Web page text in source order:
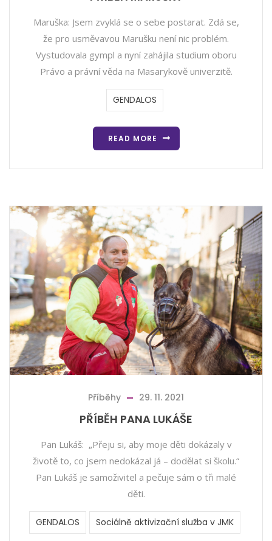
Maruška: Jsem zvyklá se o sebe postarat. Zdá se,
že pro usměvavou Marušku není nic problém.
Vystudovala gympl a nyní zahájila studium oboru
Právo a právní věda na Masarykově univerzitě.
GENDALOS
READ MORE
Příběhy 29. 11. 2021
PŘÍBĚH PANA LUKÁŠE
Pan Lukáš: „Přeju si, aby moje děti dokázaly v
životě to, co jsem nedokázal já – dodělat si školu.“
Pan Lukáš je samoživitel a pečuje sám o tři malé
děti.
GENDALOS Sociálně aktivizační služba v JMK